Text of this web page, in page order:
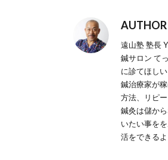
遠山塾 塾長
鍼サロン て
に診てほし
鍼治療家が
方法、リピ
鍼灸は儲か
いたい事を
活をできる